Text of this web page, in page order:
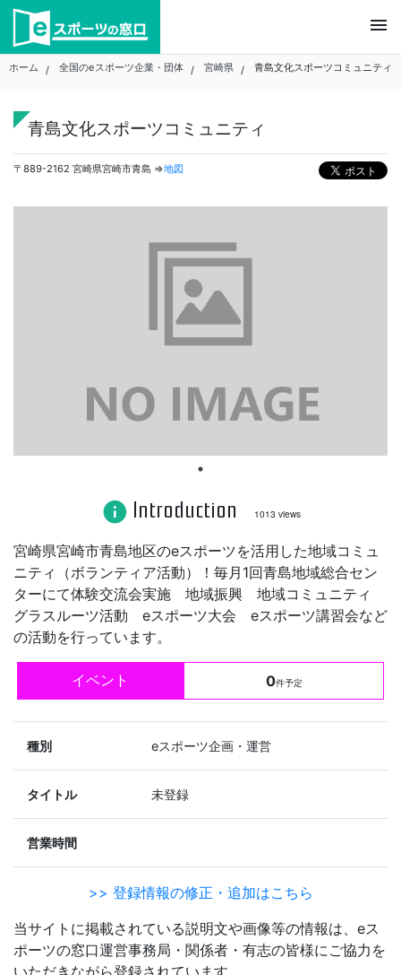
Skip
content
menu
ホーム 全国のeスポーツ企業・団体 宮崎県 青島文化スポーツコミュニティ
青島文化スポーツコミュニティ
〒889-2162 宮崎県宮崎市青島 ⇒地図
info Introduction 1013 views
宮崎県宮崎市青島地区のeスポーツを活用した地域コミュ
ニティ（ボランティア活動）！毎月1回青島地域総合セン
ターにて体験交流会実施 地域振興 地域コミュニティ
グラスルーツ活動 eスポーツ大会 eスポーツ講習会など
の活動を行っています。
イベント 0件予定
種別 eスポーツ企画・運営
タイトル 未登録
営業時間
>> 登録情報の修正・追加はこちら
当サイトに掲載されている説明文や画像等の情報は、eス
ポーツの窓口運営事務局・関係者・有志の皆様にご協力を
いただきながら登録されています。